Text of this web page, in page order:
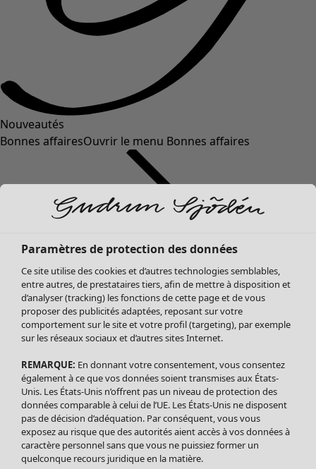
Nouveautés
Bonnes affairesOuvrir le menu Bonnes affaires
Soldes Vêtements
Tous les vêtements
Robes
Tuniques
Blouses
Tops
Gilets
Pantalon
Jupes
Paramètres de protection des données
Ce site utilise des cookies et d’autres technologies semblables,
entre autres, de prestataires tiers, afin de mettre à disposition et
d’analyser (tracking) les fonctions de cette page et de vous
proposer des publicités adaptées, reposant sur votre
comportement sur le site et votre profil (targeting), par exemple
sur les réseaux sociaux et d’autres sites Internet.
REMARQUE: En donnant votre consentement, vous consentez
également à ce que vos données soient transmises aux États-
Unis. Les États-Unis n’offrent pas un niveau de protection des
données comparable à celui de l’UE. Les États-Unis ne disposent
pas de décision d’adéquation. Par conséquent, vous vous
exposez au risque que des autorités aient accès à vos données à
caractère personnel sans que vous ne puissiez former un
quelconque recours juridique en la matière.